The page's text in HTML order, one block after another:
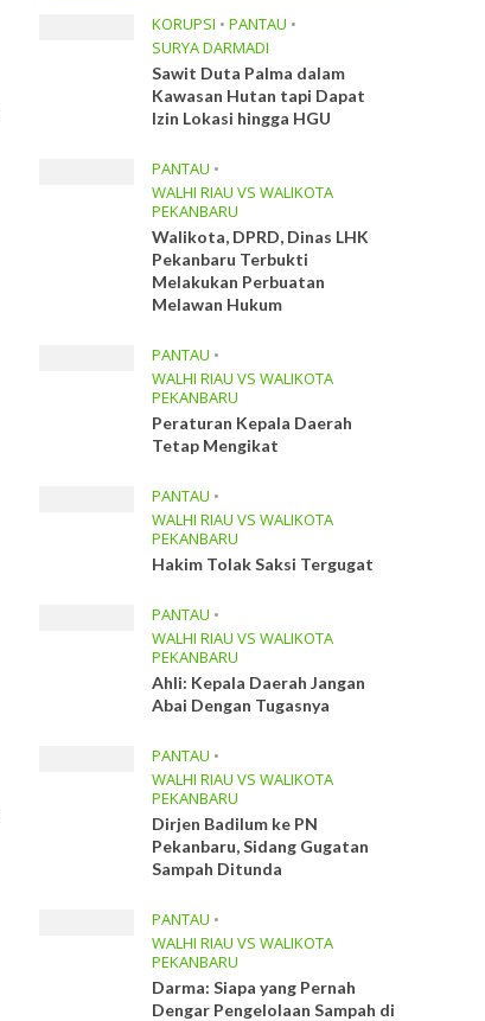
KORUPSI • PANTAU •
SURYA DARMADI
Sawit Duta Palma dalam
Kawasan Hutan tapi Dapat
Izin Lokasi hingga HGU
PANTAU •
WALHI RIAU VS WALIKOTA
PEKANBARU
Walikota, DPRD, Dinas LHK
Pekanbaru Terbukti
Melakukan Perbuatan
Melawan Hukum
PANTAU •
WALHI RIAU VS WALIKOTA
PEKANBARU
Peraturan Kepala Daerah
Tetap Mengikat
PANTAU •
WALHI RIAU VS WALIKOTA
PEKANBARU
Hakim Tolak Saksi Tergugat
PANTAU •
WALHI RIAU VS WALIKOTA
PEKANBARU
Ahli: Kepala Daerah Jangan
Abai Dengan Tugasnya
PANTAU •
WALHI RIAU VS WALIKOTA
PEKANBARU
Dirjen Badilum ke PN
Pekanbaru, Sidang Gugatan
Sampah Ditunda
PANTAU •
WALHI RIAU VS WALIKOTA
PEKANBARU
Darma: Siapa yang Pernah
Dengar Pengelolaan Sampah di